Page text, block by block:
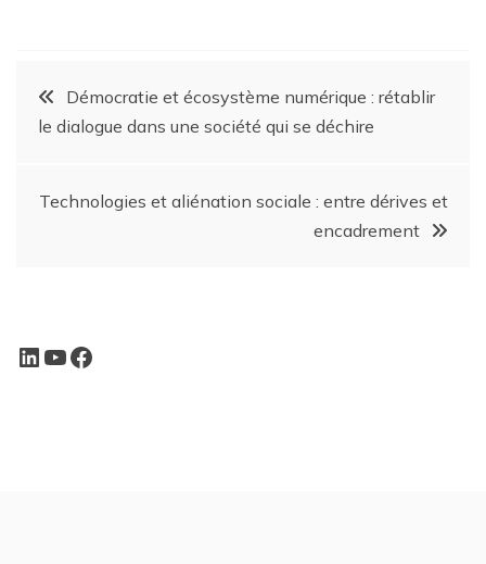
Démocratie et écosystème numérique : rétablir
le dialogue dans une société qui se déchire
Technologies et aliénation sociale : entre dérives et
encadrement